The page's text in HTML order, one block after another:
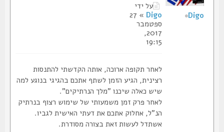
על ידי
Digo
» 27
ספטמבר
2017,
19:15
לאחר תקופה ארוכה, אותה הקדשתי להתנסות
רצינית, הגיע הזמן לשתף אתכם בהגיגי בנוגע למה
שיש כאלה שיכנו "מלך הנרתיקים".
לאחר פרק זמן משמעותי של שימוש רצוף בנרתיק
הנ"ל, אחלוק אתכם את דעתי האישית לגביו.
אשתדל לעשות זאת בצורה מסודרת.
Digo